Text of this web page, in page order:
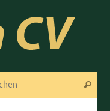
Suchen